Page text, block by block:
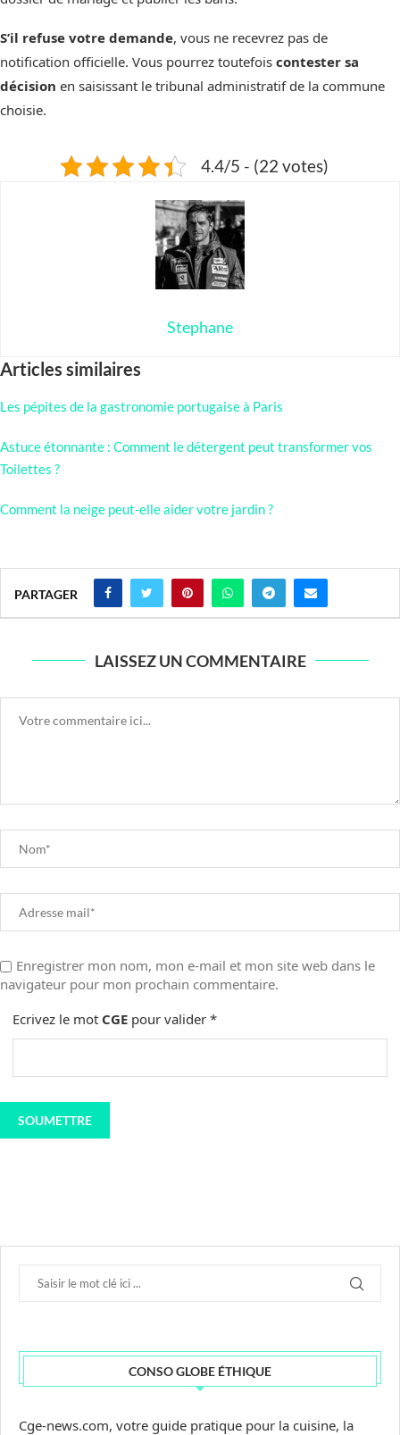
S’il refuse votre demande, vous ne recevrez pas de
notification officielle. Vous pourrez toutefois contester sa
décision en saisissant le tribunal administratif de la commune
choisie.
4.4/5 - (22 votes)
Stephane
Articles similaires
Les pépites de la gastronomie portugaise à Paris
Astuce étonnante : Comment le détergent peut transformer vos
Toilettes ?
Comment la neige peut-elle aider votre jardin ?
PARTAGER
LAISSEZ UN COMMENTAIRE
Enregistrer mon nom, mon e-mail et mon site web dans le
navigateur pour mon prochain commentaire.
Ecrivez le mot CGE pour valider *
CONSO GLOBE ÉTHIQUE
Cge-news.com, votre guide pratique pour la cuisine, la